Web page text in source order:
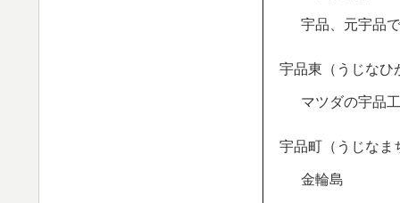
宇品、元宇品
宇品東（うじなひ
マツダの宇品
宇品町（うじなま
金輪島